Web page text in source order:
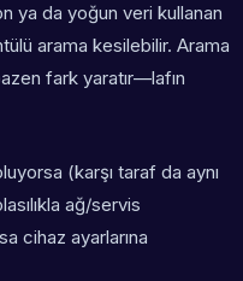
ya da yoğun veri kullanan
arama kesilebilir. Arama
fark yaratır—lafın
(karşı taraf da aynı
ağ/servis
cihaz ayarlarına